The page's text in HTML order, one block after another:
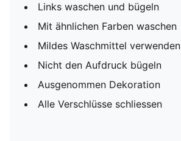
Links waschen und bügeln
Mit ähnlichen Farben waschen
Mildes Waschmittel verwenden
Nicht den Aufdruck bügeln
Ausgenommen Dekoration
Alle Verschlüsse schliessen